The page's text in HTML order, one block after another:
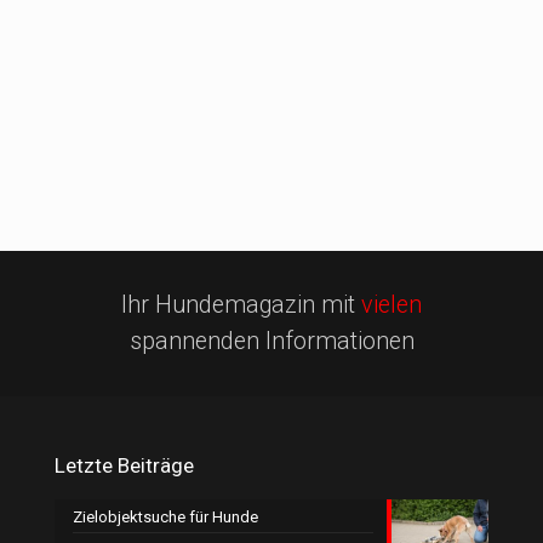
Ihr Hundemagazin mit vielen
spannenden Informationen
Letzte Beiträge
Zielobjektsuche für Hunde